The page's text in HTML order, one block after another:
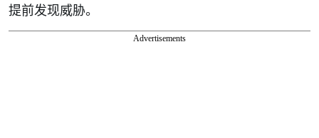
提前发现威胁。
Advertisements